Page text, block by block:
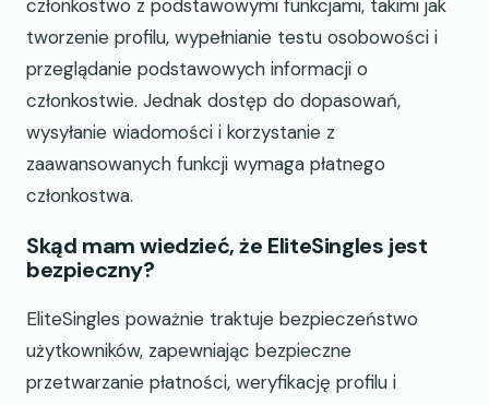
członkostwo z podstawowymi funkcjami, takimi jak
tworzenie profilu, wypełnianie testu osobowości i
przeglądanie podstawowych informacji o
członkostwie. Jednak dostęp do dopasowań,
wysyłanie wiadomości i korzystanie z
zaawansowanych funkcji wymaga płatnego
członkostwa.
Skąd mam wiedzieć, że EliteSingles jest
bezpieczny?
EliteSingles poważnie traktuje bezpieczeństwo
użytkowników, zapewniając bezpieczne
przetwarzanie płatności, weryfikację profilu i